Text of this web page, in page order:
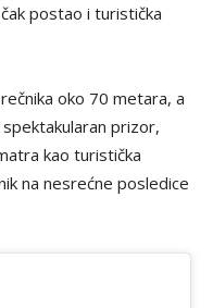
postao i turistička
oko 70 metara, a
prizor,
kao turistička
na nesrećne posledice